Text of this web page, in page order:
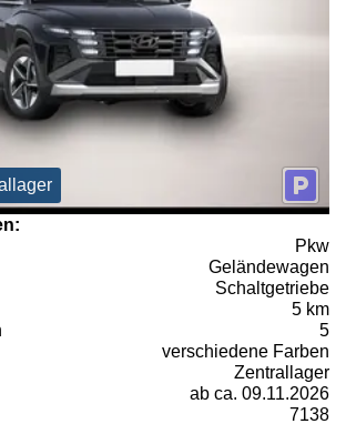
Pkw
Geländewagen
Schaltgetriebe
5 km
5
verschiedene Farben
Zentrallager
ab ca. 09.11.2026
7138